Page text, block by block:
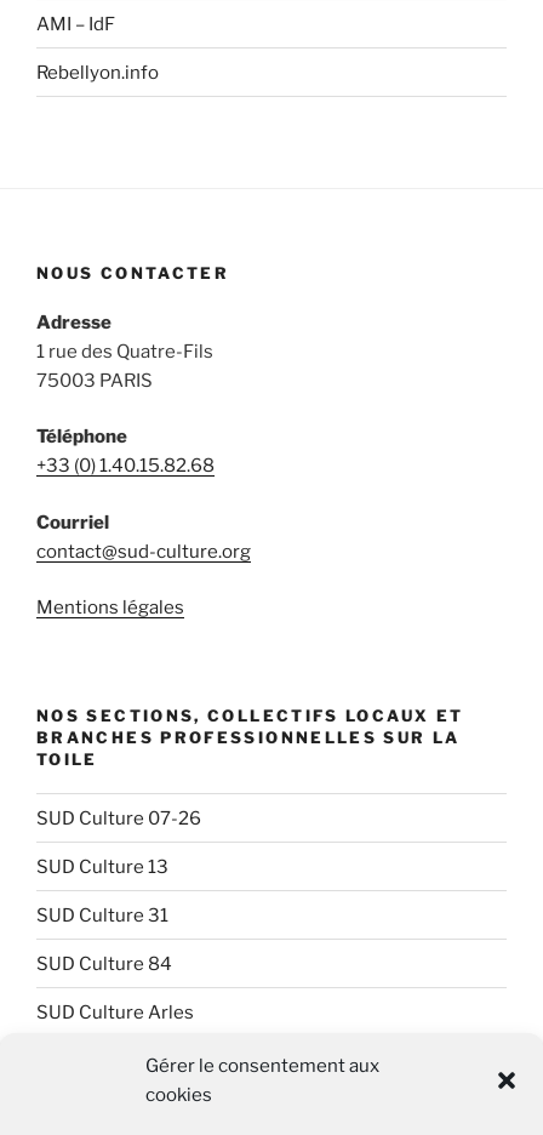
Gérer le consentement aux
cookies
AMI – IdF
Rebellyon.info
NOUS CONTACTER
Adresse
1 rue des Quatre-Fils
75003 PARIS
Téléphone
+33 (0) 1.40.15.82.68
Courriel
contact@sud-culture.org
Mentions légales
NOS SECTIONS, COLLECTIFS LOCAUX ET
BRANCHES PROFESSIONNELLES SUR LA
TOILE
SUD Culture 07-26
SUD Culture 13
SUD Culture 31
SUD Culture 84
SUD Culture Arles
SUD Culture Art Architecture
SUD Culture Beaubourg